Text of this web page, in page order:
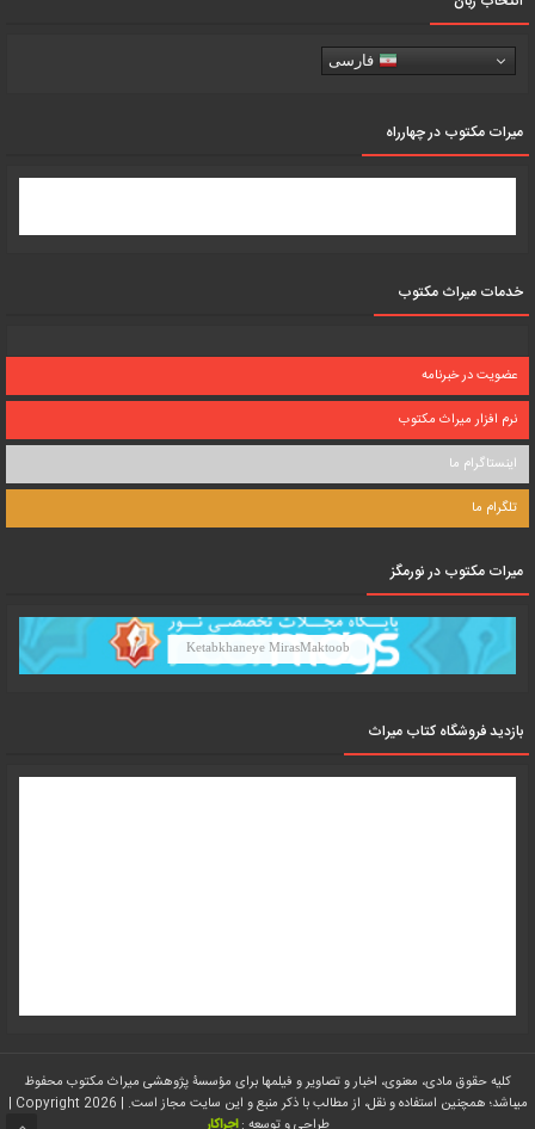
فارسی
میرات مکتوب در چهارراه
خدمات میراث مکتوب
عضویت در خبرنامه
نرم افزار میراث مکتوب
اینستاگرام ما
تلگرام ما
میرات مکتوب در نورمگز
Ketabkhaneye MirasMaktoob
بازدید فروشگاه کتاب میراث
کلیه حقوق مادی، معنوی، اخبار و تصاویر و فیلمها برای مؤسسۀ پژوهشی میراث مکتوب محفوظ
میباشد؛ همچنین استفاده و نقل، از مطالب با ذکر منبع و این سایت مجاز است. | Copyright 2026 |